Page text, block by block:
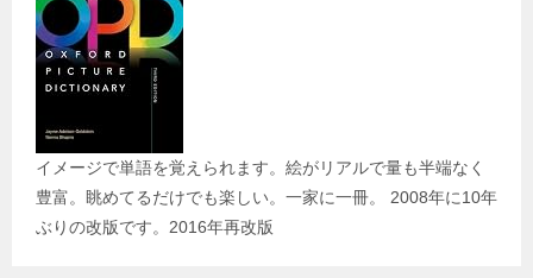
イメージで単語を覚えられます。絵がリアルで量も半端なく
豊富。眺めてるだけでも楽しい。一家に一冊。 2008年に10年
ぶりの改版です。2016年再改版